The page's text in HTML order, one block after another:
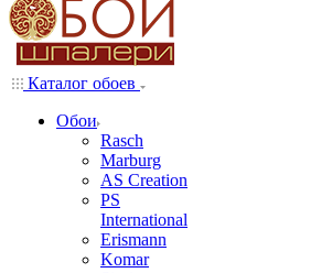
Каталог обоев
Обои
Rasch
Marburg
AS Creation
PS
International
Erismann
Komar